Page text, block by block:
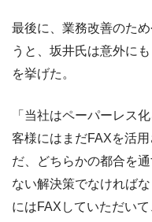
最後に、業務改善のた
うと、坂井氏は意外に
を挙げた。
「当社はペーパーレス
客様にはまだFAXを活
だ、どちらかの都合を
ない解決策でなければ
にはFAXしていただい